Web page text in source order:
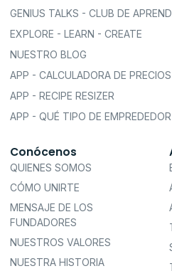
GENIUS TALKS - CLUB DE
EXPLORE - LEARN - CREATE
NUESTRO BLOG
APP - CALCULADORA DE PRECIOS
APP - RECIPE RESIZER
APP - QUÉ TIPO DE EMPREDEDOR
Conócenos
QUIENES SOMOS
CÓMO UNIRTE
MENSAJE DE LOS
FUNDADORES
NUESTROS VALORES
NUESTRA HISTORIA